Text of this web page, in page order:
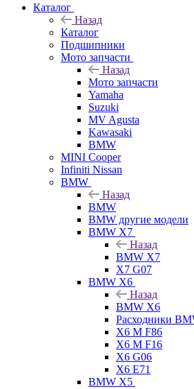
Каталог
Назад
Каталог
Подшипники
Мото запчасти
Назад
Мото запчасти
Yamaha
Suzuki
MV Agusta
Kawasaki
BMW
MINI Cooper
Infiniti Nissan
BMW
Назад
BMW
BMW другие модели
BMW X7
Назад
BMW X7
X7 G07
BMW X6
Назад
BMW X6
Расходники
X6 M F86
X6 M F16
X6 G06
X6 E71
BMW X5